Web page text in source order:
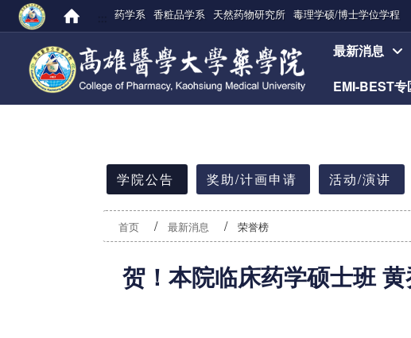
药学系 香粧品学系 天然药物研究所 毒理学硕/博士学位学程
最新消息
EMI-BEST专
学院公告
奖助/计画申请 活动/演讲
首页 最新消息 荣誉榜
贺！本院临床药学硕士班